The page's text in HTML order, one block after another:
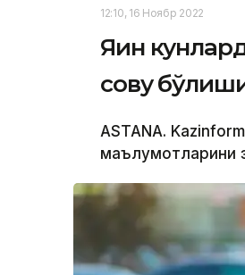
12:10, 16 Ноябр 2022
Яқин
совуқ
ASTANA.
маълумотларини